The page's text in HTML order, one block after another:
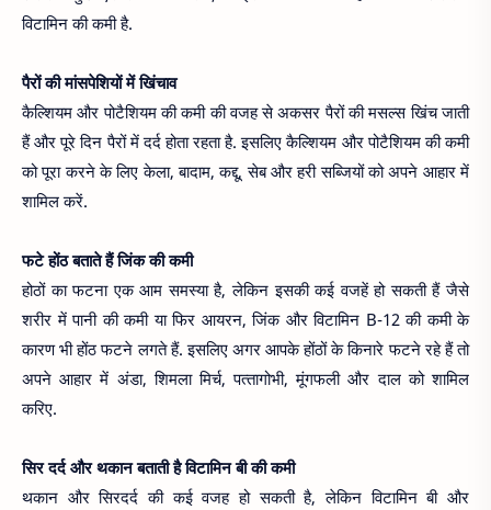
विटामिन की कमी है.
पैरों की मांसपेशियों मेंखिंचाव
कैल्शियम और पोटैशियम की कमी की वजह से अकसर पैरों की मसल्‍स खिंच जाती
हैं और पूरे दिन पैरों में दर्द होता रहता है. इसलिए कैल्शियम और पोटैशियम की कमी
को पूरा करने के लिए केला, बादाम, कद्दू, सेब और हरी सब्जियों को अपने आहार में
शामिल करें.
फटेहोंठबताते हैंजिंककी कमी
होठों का फटना एक आम समस्या है, लेकिन इसकी कई वजहें हो सकती हैं जैसे
शरीर में पानी की कमी या फिर आयरन, जिंक और विटामिन B-12 की कमी के
कारण भी होंठ फटने लगते हैं. इसलिए अगर आपके होंठों के किनारे फटने रहे हैं तो
अपने आहार में अंडा, शिमला मिर्च, पत्‍तागोभी, मूंगफली और दाल को शामिल
करिए.
सिर दर्द और थकानबताती हैविटामिनबी की कमी
थकान और सिरदर्द की कई वजह हो सकती है, लेकिन विटामिन बी और